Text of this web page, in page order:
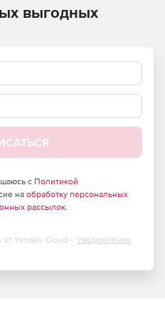
Федерации.
выгодных
с Политикой
на обработку персональных
рассылок.
Yandex Cloud - Уведомление